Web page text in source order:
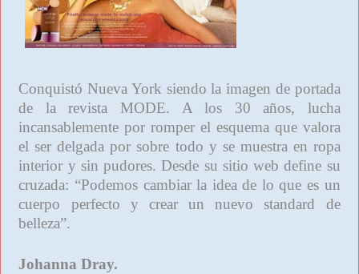
Conquistó Nueva York siendo la imagen de portada
de la revista MODE. A los 30 años, lucha
incansablemente por romper el esquema que valora
el ser delgada por sobre todo y se muestra en ropa
interior y sin pudores. Desde su sitio web define su
cruzada: “Podemos cambiar la idea de lo que es un
cuerpo perfecto y crear un nuevo standard de
belleza”.
Johanna Dray.